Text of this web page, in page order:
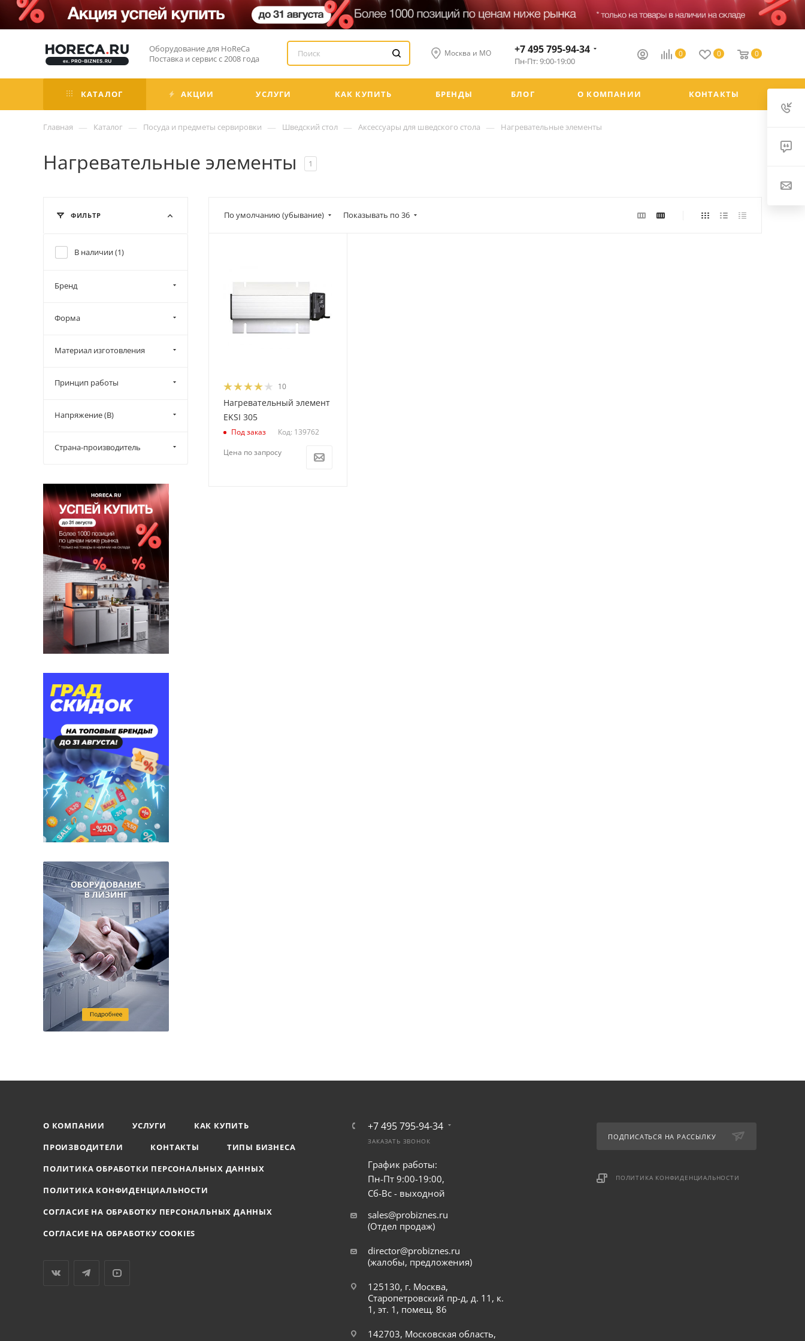
Оборудование для HoReCa
Поставка и сервис с 2008 года
Москва и МО 0 0 0
+7 495 795-94-34
Пн-Пт: 9:00-19:00
КАТАЛОГ АКЦИИ УСЛУГИ КАК КУПИТЬ БРЕНДЫ БЛОГ О КОМПАНИИ КОНТАКТЫ
Главная — Каталог — Посуда и предметы сервировки — Шведский стол — Аксессуары для шведского стола — Нагревательные элементы
Нагревательные элементы 1
По умолчанию (убывание) Показывать по 36
10
Нагревательный элемент
EKSI 305
Под заказ Код: 139762
Цена по запросу
ФИЛЬТР
В наличии (1)
Бренд
Форма
Материал изготовления
Принцип работы
Напряжение (В)
Страна-производитель
О КОМПАНИИ УСЛУГИ
КАК КУПИТЬ
ПРОИЗВОДИТЕЛИ
КОНТАКТЫ
ТИПЫ БИЗНЕСА
ПОЛИТИКА ОБРАБОТКИ ПЕРСОНАЛЬНЫХ ДАННЫХ
ПОЛИТИКА КОНФИДЕНЦИАЛЬНОСТИ
СОГЛАСИЕ НА ОБРАБОТКУ ПЕРСОНАЛЬНЫХ ДАННЫХ
СОГЛАСИЕ НА ОБРАБОТКУ COOKIES
+7 495 795-94-34
ЗАКАЗАТЬ ЗВОНОК
График работы:
Пн-Пт 9:00-19:00,
Сб-Вс - выходной
sales@probiznes.ru
(Отдел продаж)
director@probiznes.ru
(жалобы, предложения)
125130, г. Москва,
Старопетровский пр-д, д. 11, к.
1, эт. 1, помещ. 86
142703, Московская область,
ПОДПИСАТЬСЯ НА РАССЫЛКУ
ПОЛИТИКА КОНФИДЕНЦИАЛЬНОСТИ